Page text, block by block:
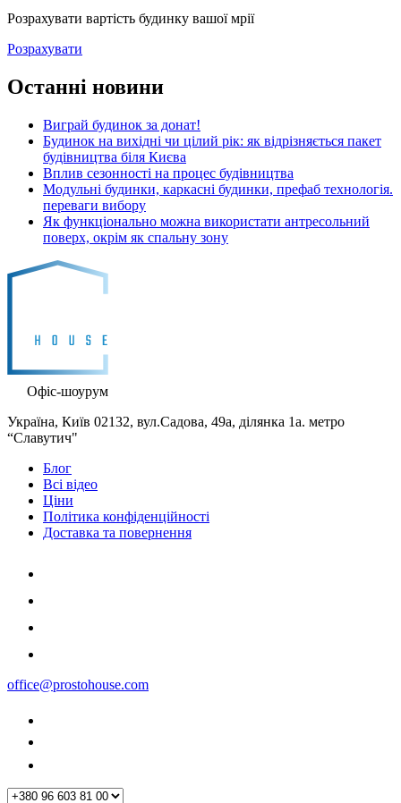
Розрахувати вартість будинку вашої мрії
Розрахувати
Останні новини
Виграй будинок за донат!
Будинок на вихідні чи цілий рік: як відрізняється пакет
будівництва біля Києва
Вплив сезонності на процес будівництва
Модульні будинки, каркасні будинки, префаб технологія.
переваги вибору
Як функціонально можна використати антресольний
поверх, окрім як спальну зону
Офіс-шоурум
Україна, Київ 02132, вул.Садова, 49а, ділянка 1а. метро
“Славутич"
Блог
Всі відео
Ціни
Політика конфіденційності
Доставка та повернення
office@prostohouse.com